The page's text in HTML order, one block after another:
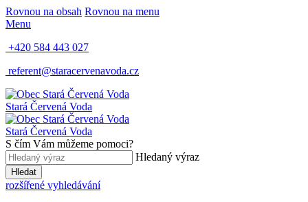
Rovnou na obsah Rovnou na menu
Menu
+420 584 443 027
referent@staracervenavoda.cz
Stará Červená Voda
Stará Červená Voda
S čím Vám můžeme pomoci?
Hledaný výraz
Hledat
rozšířené vyhledávání